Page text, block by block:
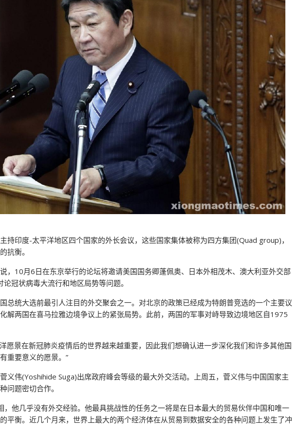
持印度-太平洋地区四个国家的外长会议，这些国家集体被称为四方集团(Quad group)，
抗衡。
，10月6日在东京举行的论坛将邀请美国国务卿蓬佩奥、日本外相茂木、澳大利亚外交部
冠状病毒大流行和地区局势等问题。
总统大选前最引人注目的外交聚会之一。对北京的政策已经成为特朗普竞选的一个主要议
解两国在喜马拉雅边境争议上的紧张局势。此前，两国的军事对峙导致边境地区自1975
愿景在新冠肺炎疫情后的世界越来越重要，因此我们想确认进一步深化我们和许多其他国
重要意义的愿景。”
义伟(Yoshihide Suga)出席政府峰会等级的最大外交活动。上周五，菅义伟与中国国家主
问题密切合作。
，他几乎没有外交经验。他最具挑战性的任务之一将是在日本最大的贸易伙伴中国和唯一
平衡。近几个月来，世界上最大的两个经济体在从贸易到数据安全的各种问题上发生了冲